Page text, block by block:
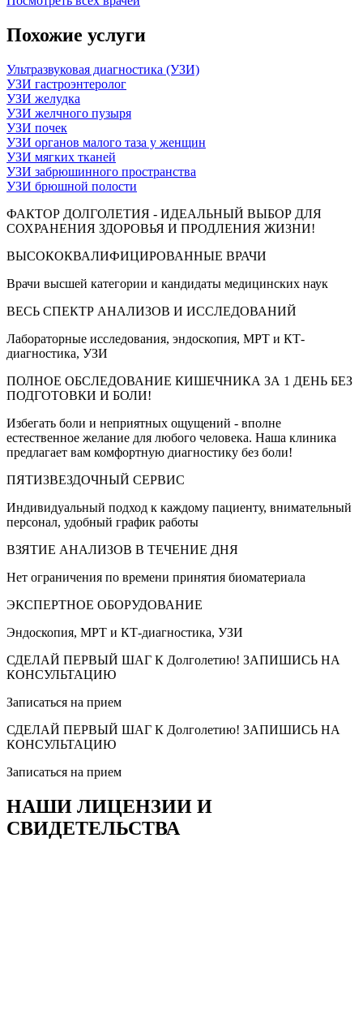
Похожие услуги
Ультразвуковая диагностика (УЗИ)
УЗИ гастроэнтеролог
УЗИ желудка
УЗИ желчного пузыря
УЗИ почек
УЗИ органов малого таза у женщин
УЗИ мягких тканей
УЗИ забрюшинного пространства
УЗИ брюшной полости
ФАКТОР ДОЛГОЛЕТИЯ - ИДЕАЛЬНЫЙ ВЫБОР ДЛЯ
СОХРАНЕНИЯ ЗДОРОВЬЯ И ПРОДЛЕНИЯ ЖИЗНИ!
ВЫСОКОКВАЛИФИЦИРОВАННЫЕ ВРАЧИ
Врачи высшей категории и кандидаты медицинских наук
ВЕСЬ СПЕКТР АНАЛИЗОВ И ИССЛЕДОВАНИЙ
Лабораторные исследования, эндоскопия, МРТ и КТ-
диагностика, УЗИ
ПОЛНОЕ ОБСЛЕДОВАНИЕ КИШЕЧНИКА ЗА 1 ДЕНЬ БЕЗ
ПОДГОТОВКИ И БОЛИ!
Избегать боли и неприятных ощущений - вполне
естественное желание для любого человека. Наша клиника
предлагает вам комфортную диагностику без боли!
ПЯТИЗВЕЗДОЧНЫЙ СЕРВИС
Индивидуальный подход к каждому пациенту, внимательный
персонал, удобный график работы
ВЗЯТИЕ АНАЛИЗОВ В ТЕЧЕНИЕ ДНЯ
Нет ограничения по времени принятия биоматериала
ЭКСПЕРТНОЕ ОБОРУДОВАНИЕ
Эндоскопия, МРТ и КТ-диагностика, УЗИ
СДЕЛАЙ ПЕРВЫЙ ШАГ К Долголетию! ЗАПИШИСЬ НА
КОНСУЛЬТАЦИЮ
Записаться на прием
СДЕЛАЙ ПЕРВЫЙ ШАГ К Долголетию! ЗАПИШИСЬ НА
КОНСУЛЬТАЦИЮ
Записаться на прием
НАШИ ЛИЦЕНЗИИ И
СВИДЕТЕЛЬСТВА